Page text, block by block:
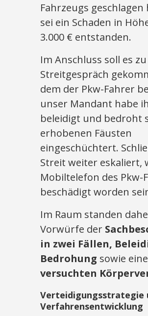
Fahrzeugs geschlagen
sei ein Schaden in
3.000 € entstanden.
Im Anschluss soll es
Streitgespräch
dem der Pkw-Fahrer
unser Mandant habe
beleidigt und bedroht
erhobenen Fäusten
eingeschüchtert.
Streit weiter eskaliert,
Mobiltelefon des Pkw-
beschädigt worden
Im Raum standen
Vorwürfe der
in zwei Fällen,
Bedrohung sowie
versuchten
Verteidigungsstrategie
Verfahrensentwicklung